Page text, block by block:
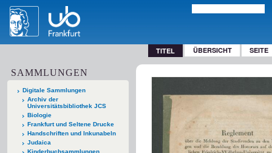
TITEL ÜBERSICHT SEITE
SAMMLUNGEN
Digitale Sammlungen
Archiv der
Universitätsbibliothek JCS
Biologie
Frankfurt und Seltene Drucke
Handschriften und Inkunabeln
Judaica
Kinderbuchsammlungen